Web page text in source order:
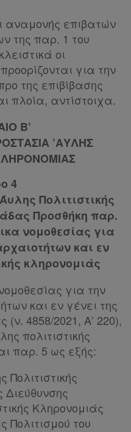
αναμονής επιβατών
της παρ. 1 του
οι
για την
της επιβίβασης
πλοία, αντίστοιχα.
Β’
’ΑΥΛΗΣ
4
Πολιτιστικής
Προσθήκη παρ.
νομοθεσίας για
και εν
κληρονομιάς
για την
και εν γένει της
(ν. 4858/2021, Α’ 220),
πολιτιστικής
παρ. 5 ως εξής:
Διεύθυνσης
Κληρονομιάς
Πολιτισμού του